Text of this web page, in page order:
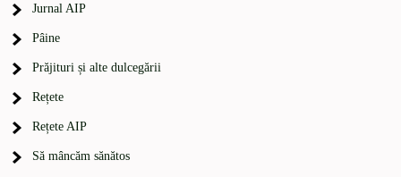
Jurnal AIP
Pâine
Prăjituri și alte dulcegării
Rețete
Rețete AIP
Să mâncăm sănătos